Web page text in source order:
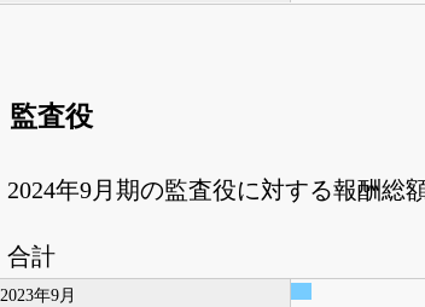
監査役
2024年9月期の監査役に対する報酬総
合計
2023年9月